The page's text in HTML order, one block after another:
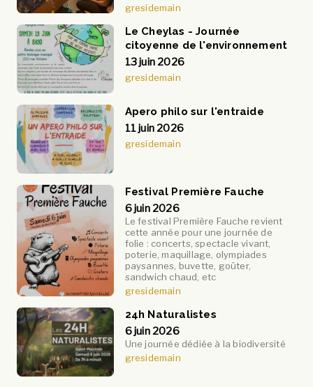
gresidemain
Le Cheylas - Journée
citoyenne de l'environnement
13 juin 2026
gresidemain
Apero philo sur l'entraide
11 juin 2026
gresidemain
Festival Première Fauche
6 juin 2026
Le festival Première Fauche revient
cette année pour une journée de
folie : concerts, spectacle vivant,
poterie, maquillage, olympiades
paysannes, buvette, goûter,
sandwich chaud, etc
gresidemain
24h Naturalistes
6 juin 2026
Une journée dédiée à la biodiversité
gresidemain